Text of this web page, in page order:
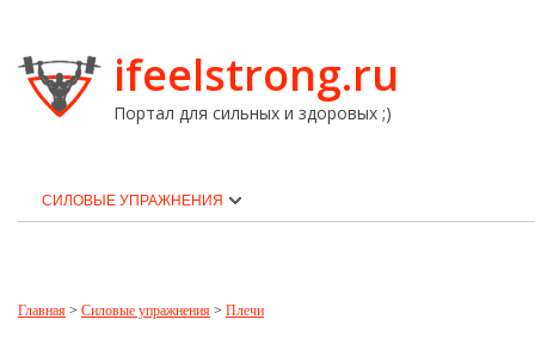
ifeelstrong.ru
Портал для сильных и здоровых ;)
СИЛОВЫЕ УПРАЖНЕНИЯ
Главная > Силовые упражнения > Плечи